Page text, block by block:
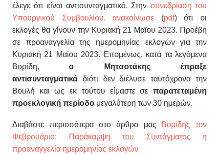
έλεγε ότι είναι αντισυνταγματικό. Στην συνεδρίαση του
Υπουργικού Συμβουλίου, ανακοίνωσε (pdf) ότι οι
εκλογές θα γίνουν την Κυριακή 21 Μαϊου 2023. Προέβη
σε προαναγγελία της ημερομηνίας εκλογών για την
Κυριακή 21 Μαίου 2023. Επομένως, κατά τα λεγόμενα
Βορίδη,ο Μητσοτάκης έπραξε
αντισυνταγματικά διότι δεν διέλυσε ταυτόχρονα την
Βουλή και ως εκ τούτου είμαστε σε παρατεταμένη
προεκλογική περίοδο μεγαλύτερη των 30 ημερών.
Διαβάστε περισσότερα στο άρθρο μας Βορίδης τον
Φεβρουάριο: Παράκαμψη του Συντάγματος η
προαναγγελία ημερομηνίας εκλογών